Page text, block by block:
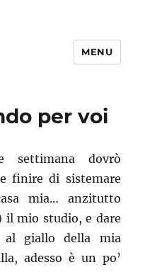
MENU
per voi
settimana dovrò
finire di sistemare
mia… anzitutto
il mio studio, e dare
al giallo della mia
adesso è un po’